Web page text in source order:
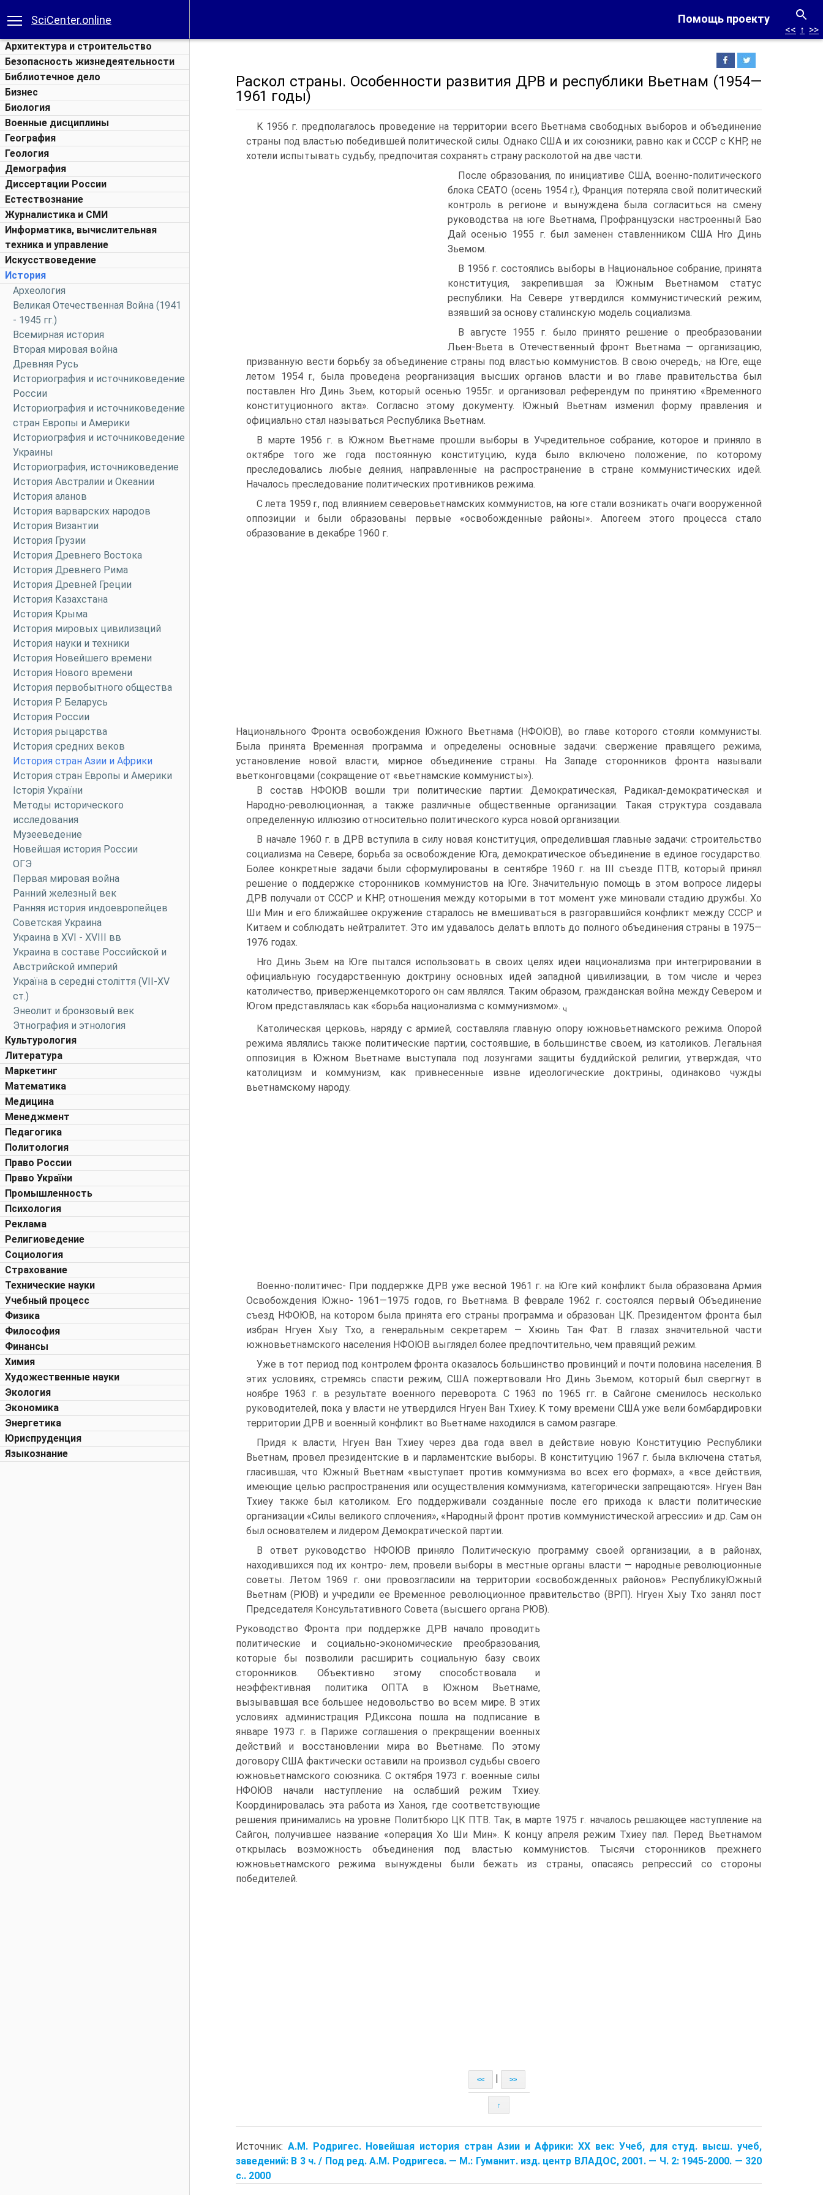
Помощь проекту
SciCenter.online
Архитектура и строительство
Безопасность жизнедеятельности
Библиотечное дело
Бизнес
Биология
Военные дисциплины
География
Геология
Демография
Диссертации России
Естествознание
Журналистика и СМИ
Информатика, вычислительная
техника и управление
Искусствоведение
История
Археология
Великая Отечественная Война (1941
- 1945 гг.)
Всемирная история
Вторая мировая война
Древняя Русь
Историография и источниковедение
России
Историография и источниковедение
стран Европы и Америки
Историография и источниковедение
Украины
Историография, источниковедение
История Австралии и Океании
История аланов
История варварских народов
История Византии
История Грузии
История Древнего Востока
История Древнего Рима
История Древней Греции
История Казахстана
История Крыма
История мировых цивилизаций
История науки и техники
История Новейшего времени
История Нового времени
История первобытного общества
История Р. Беларусь
История России
История рыцарства
История средних веков
История стран Азии и Африки
История стран Европы и Америки
Історія України
Методы исторического
исследования
Музееведение
Новейшая история России
ОГЭ
Первая мировая война
Ранний железный век
Ранняя история индоевропейцев
Советская Украина
Украина в XVI - XVIII вв
Украина в составе Российской и
Австрийской империй
Україна в середні століття (VII-XV
ст.)
Энеолит и бронзовый век
Этнография и этнология
Культурология
Литература
Маркетинг
Математика
Медицина
Менеджмент
Педагогика
Политология
Право России
Право України
Промышленность
Психология
Реклама
Религиоведение
Социология
Страхование
Технические науки
Учебный процесс
Физика
Философия
Финансы
Химия
Художественные науки
Экология
Экономика
Энергетика
Юриспруденция
Языкознание
<< ↑ >>
Раскол страны. Особенности развития ДРВ и республики Вьетнам (1954—
1961 годы)
K 1956 г. предполагалось проведение на территории всего Вьетнама свободных выборов и объединение
страны под властью победившей политической силы. Однако США и их союзники, равно как и CCCP с КНР, не
хотели испытывать судьбу, предпочитая сохранять страну расколотой на две части.
После образования, по инициативе США, военно-политического
блока CEATO (осень 1954 r.), Франция потеряла свой политический
контроль в регионе и вынуждена была согласиться на смену
руководства на юге Вьетнама, Профранцузски настроенный Бао
Дай осенью 1955 г. был заменен ставленником США Hro Динь
Зьемом.
B 1956 г. состоялись выборы в Национальное собрание, принята
конституция, закрепившая за Южным Вьетнамом статус
республики. Ha Севере утвердился коммунистический режим,
взявший за основу сталинскую модель социализма.
B августе 1955 г. было принято решение о преобразовании
Льен-Вьета в Отечественный фронт Вьетнама — организацию,
призванную вести борьбу за объединение страны под властью коммунистов. B свою очередь,· на Юге, еще
летом 1954 r., была проведена реорганизация высших органов власти и во главе правительства был
поставлен Hro Динь Зьем, который осенью 1955г. и организовал референдум по принятию «Временного
конституционного акта». Согласно этому документу. Южный Вьетнам изменил форму правления и
официально стал называться Республика Вьетнам.
B марте 1956 г. в Южном Вьетнаме прошли выборы в Учредительное собрание, которое и приняло в
октябре того же года постоянную конституцию, куда было включено положение, по которому
преследовались любые деяния, направленные на распространение в стране коммунистических идей.
Началось преследование политических противников режима.
C лета 1959 r., под влиянием северовьетнамских коммунистов, на юге стали возникать очаги вооруженной
оппозиции и были образованы первые «освобожденные районы». Апогеем этого процесса стало
образование в декабре 1960 г.
Национального Фронта освобождения Южного Вьетнама (НФОЮВ), во главе которого стояли коммунисты.
Была принята Временная программа и определены основные задачи: свержение правящего режима,
установление новой власти, мирное объединение страны. Ha Западе сторонников фронта называли
вьетконговцами (сокращение от «вьетнамские коммунисты»).
B состав НФОЮВ вошли три политические партии: Демократическая, Радикал-демократическая и
Народно-революционная, а также различные общественные организации. Такая структура создавала
определенную иллюзию относительно политического курса новой организации.
B начале 1960 г. в ДРВ вступила в силу новая конституция, определившая главные задачи: строительство
социализма на Севере, борьба за освобождение Юга, демократическое объединение в единое государство.
Более конкретные задачи были сформулированы в сентябре 1960 г. на III съезде ПТВ, который принял
решение о поддержке сторонников коммунистов на Юге. Значительную помощь в этом вопросе лидеры
ДРВ получали от CCCP и КНР, отношения между которыми в тот момент уже миновали стадию дружбы. Xo
Ши Мин и его ближайшее окружение старалось не вмешиваться в разгоравшийся конфликт между CCCP и
Китаем и соблюдать нейтралитет. Это им удавалось делать вплоть до полного объединения страны в 1975—
1976 годах.
Hro Динь Зьем на Юге пытался использовать в своих целях идеи национализма при интегрировании в
официальную государственную доктрину основных идей западной цивилизации, в том числе и через
католичество, приверженцемкоторого он сам являлся. Таким образом, гражданская война между Севером и
Югом представлялась как «борьба национализма с коммунизмом». ч
Католическая церковь, наряду с армией, составляла главную опору южновьетнамского режима. Опорой
режима являлись также политические партии, состоявшие, в большинстве своем, из католиков. Легальная
оппозиция в Южном Вьетнаме выступала под лозунгами защиты буддийской религии, утверждая, что
католицизм и коммунизм, как привнесенные извне идеологические доктрины, одинаково чужды
вьетнамскому народу.
Военно-политичес- При поддержке ДРВ уже весной 1961 г. на Юге кий конфликт была образована Армия
Освобождения Южно- 1961—1975 годов, го Вьетнама. B феврале 1962 г. состоялся первый Объединение
съезд НФОЮВ, на котором была принята его страны программа и образован ЦК. Президентом фронта был
избран Нгуен Хыу Txo, а генеральным секретарем — Хюинь Тан Фат. B глазах значительной части
южновьетнамского населения НФОЮВ выглядел более предпочтительно, чем правящий режим.
Уже в тот период под контролем фронта оказалось большинство провинций и почти половина населения. B
этих условиях, стремясь спасти режим, США пожертвовали Hro Динь Зьемом, который был свергнут в
ноябре 1963 г. в результате военного переворота. C 1963 по 1965 гг. в Сайгоне сменилось несколько
руководителей, пока у власти не утвердился Нгуен Ван Тхиеу. K тому времени США уже вели бомбардировки
территории ДРВ и военный конфликт во Вьетнаме находился в самом разгаре.
Придя к власти, Нгуен Ван Тхиеу через два года ввел в действие новую Конституцию Республики
Вьетнам, провел президентские в и парламентские выборы. B конституцию 1967 г. была включена статья,
гласившая, что Южный Вьетнам «выступает против коммунизма во всех его формах», а «все действия,
имеющие целью распространения или осуществления коммунизма, категорически запрещаются». Нгуен Ван
Тхиеу также был католиком. Его поддерживали созданные после его прихода к власти политические
организации «Силы великого сплочения», «Народный фронт против коммунистической агрессии» и др. Сам он
был основателем и лидером Демократической партии.
B ответ руководство НФОЮВ приняло Политическую программу своей организации, а в районах,
находившихся под их контро- лем, провели выборы в местные органы власти — народные революционные
советы. Летом 1969 г. они провозгласили на территории «освобожденных районов» РеспубликуЮжный
Вьетнам (РЮВ) и учредили ее Временное революционное правительство (ВРП). Нгуен Хыу Txo занял пост
Председателя Консультативного Совета (высшего органа РЮВ).
Руководство Фронта при поддержке ДРВ начало проводить
политические и социально-экономические преобразования,
которые бы позволили расширить социальную базу своих
сторонников. Объективно этому способствовала и
неэффективная политика ОПТА в Южном Вьетнаме,
вызывавшая все большее недовольство во всем мире. B этих
условиях администрация РДиксона пошла на подписание в
январе 1973 г. в Париже соглашения о прекращении военных
действий и восстановлении мира во Вьетнаме. По этому
договору США фактически оставили на произвол судьбы своего
южновьетнамского союзника. C октября 1973 г. военные силы
НФОЮВ начали наступление на ослабший режим Тхиеу.
Координировалась эта работа из Ханоя, где соответствующие
решения принимались на уровне Политбюро ЦК ПТВ. Так, в марте 1975 г. началось решающее наступление на
Сайгон, получившее название «операция Xo Ши Мин». K концу апреля режим Тхиеу пал. Перед Вьетнамом
открылась возможность объединения под властью коммунистов. Тысячи сторонников прежнего
южновьетнамского режима вынуждены были бежать из страны, опасаясь репрессий со стороны
победителей.
<< >>
↑
Источник: A.M. Родригес. Новейшая история стран Азии и Африки: XX век: Учеб, для студ. высш. учеб,
заведений: B 3 ч. / Под ред. A.M. Родригеса. — M.: Гуманит. изд. центр ВЛАДОС, 2001. — Ч. 2: 1945-2000. — 320
с.. 2000